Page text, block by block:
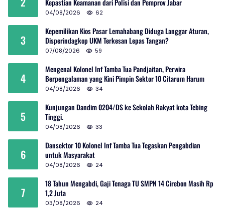
Kepastian Keamanan dari Polisi dan Pemprov Jabar
04/08/2026 62
3
Kepemilikan Kios Pasar Lemahabang Diduga Langgar Aturan,
Disperindagkop UKM Terkesan Lepas Tangan?
07/08/2026 59
4
Mengenal Kolonel Inf Tamba Tua Pandjaitan, Perwira
Berpengalaman yang Kini Pimpin Sektor 10 Citarum Harum
04/08/2026 34
5
Kunjungan Dandim 0204/DS ke Sekolah Rakyat kota Tebing
Tinggi.
04/08/2026 33
6
Dansektor 10 Kolonel Inf Tamba Tua Tegaskan Pengabdian
untuk Masyarakat
04/08/2026 24
7
18 Tahun Mengabdi, Gaji Tenaga TU SMPN 14 Cirebon Masih Rp
1,2 Juta
03/08/2026 24